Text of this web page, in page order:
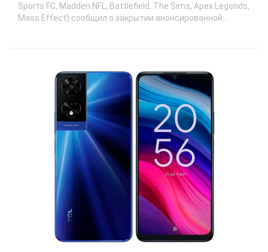
Sports FC, Madden NFL, Battlefield, The Sims, Apex Legends,
Mass Effect) сообщил о закрытии анонсированной...